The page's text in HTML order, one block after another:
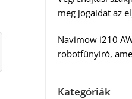
meg jogaidat az
Navimow i210
robotfűnyíró,
Kategóriák